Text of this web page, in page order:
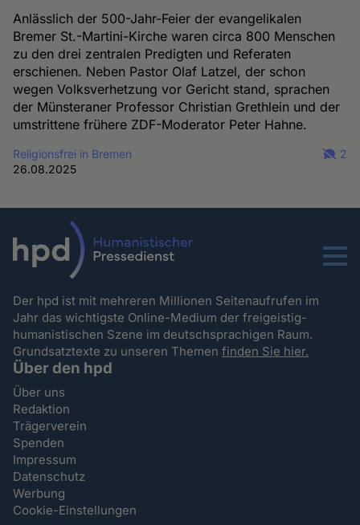
Anlässlich der 500-Jahr-Feier der evangelikalen
Bremer St.-Martini-Kirche waren circa 800 Menschen
zu den drei zentralen Predigten und Referaten
erschienen. Neben Pastor Olaf Latzel, der schon
wegen Volksverhetzung vor Gericht stand, sprachen
der Münsteraner Professor Christian Grethlein und der
umstrittene frühere ZDF-Moderator Peter Hahne.
Religionsfrei in Bremen
26.08.2025
2
Menu
Der hpd ist mit mehreren Millionen Seitenaufrufen im
Jahr das wichtigste Online-Medium der freigeistig-
humanistischen Szene im deutschsprachigen Raum.
Grundsatztexte zu unseren Themenfinden Sie hier.
Über den hpd
Über uns
Redaktion
Trägerverein
Spenden
Impressum
Datenschutz
Werbung
Cookie-Einstellungen